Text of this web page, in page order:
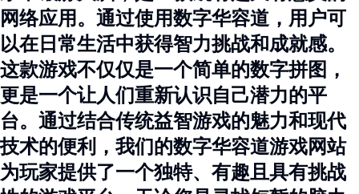
网络应用。通过使用数字华容道，用户可
以在日常生活中获得智力挑战和成就感。
这款游戏不仅仅是一个简单的数字拼图，
更是一个让人们重新认识自己潜力的平
台。通过结合传统益智游戏的魅力和现代
技术的便利，我们的数字华容道游戏网站
为玩家提供了一个独特、有趣且具有挑战